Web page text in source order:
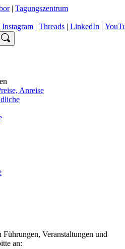
| Tagungszentrum
Instagram | Threads | LinkedIn |
Anreise
Veranstaltungen und
an: